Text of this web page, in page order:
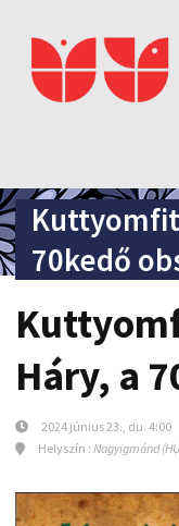
70kedő
Háry, a
2024 június 23., du. 4:00
Helyszín : Nagyigmánd